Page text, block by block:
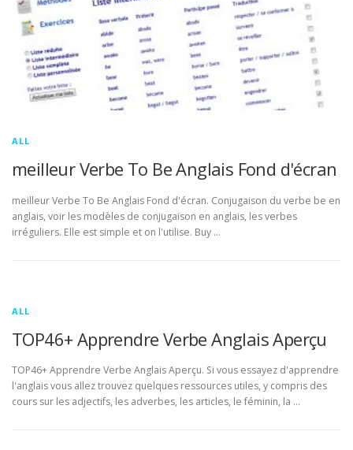
ALL
meilleur Verbe To Be Anglais Fond d'écran
meilleur Verbe To Be Anglais Fond d'écran. Conjugaison du verbe be en
anglais, voir les modèles de conjugaison en anglais, les verbes
irréguliers. Elle est simple et on l'utilise. Buy …
ALL
TOP46+ Apprendre Verbe Anglais Aperçu
TOP46+ Apprendre Verbe Anglais Aperçu. Si vous essayez d'apprendre
l'anglais vous allez trouvez quelques ressources utiles, y compris des
cours sur les adjectifs, les adverbes, les articles, le féminin, la …